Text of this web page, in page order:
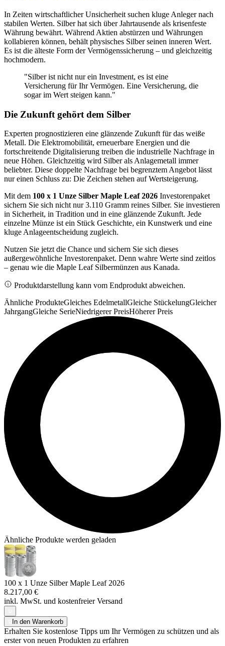
In Zeiten wirtschaftlicher Unsicherheit suchen kluge Anleger nach
stabilen Werten. Silber hat sich über Jahrtausende als krisenfeste
Währung bewährt. Während Aktien abstürzen und Währungen
kollabieren können, behält physisches Silber seinen inneren Wert.
Es ist die älteste Form der Vermögenssicherung – und gleichzeitig
hochmodern.
"Silber ist nicht nur ein Investment, es ist eine
Versicherung für Ihr Vermögen. Eine Versicherung, die
sogar im Wert steigen kann."
Die Zukunft gehört dem Silber
Experten prognostizieren eine glänzende Zukunft für das weiße
Metall. Die Elektromobilität, erneuerbare Energien und die
fortschreitende Digitalisierung treiben die industrielle Nachfrage in
neue Höhen. Gleichzeitig wird Silber als Anlagemetall immer
beliebter. Diese doppelte Nachfrage bei begrenztem Angebot lässt
nur einen Schluss zu: Die Zeichen stehen auf Wertsteigerung.
Mit dem 100 x 1 Unze Silber Maple Leaf 2026 Investorenpaket
sichern Sie sich nicht nur 3.110 Gramm reines Silber. Sie investieren
in Sicherheit, in Tradition und in eine glänzende Zukunft. Jede
einzelne Münze ist ein Stück Geschichte, ein Kunstwerk und eine
kluge Anlageentscheidung zugleich.
Nutzen Sie jetzt die Chance und sichern Sie sich dieses
außergewöhnliche Investorenpaket. Denn wahre Werte sind zeitlos
– genau wie die Maple Leaf Silbermünzen aus Kanada.
Produktdarstellung kann vom Endprodukt abweichen.
Ähnliche ProdukteGleiches EdelmetallGleiche StückelungGleicher
JahrgangGleiche SerieNiedrigerer PreisHöherer Preis
Ähnliche Produkte werden geladen
100 x 1 Unze Silber Maple Leaf 2026
8.217,00 €
inkl. MwSt. und kostenfreier Versand
In den Warenkorb
Erhalten Sie kostenlose Tipps um Ihr Vermögen zu schützen und als
erster von neuen Produkten zu erfahren